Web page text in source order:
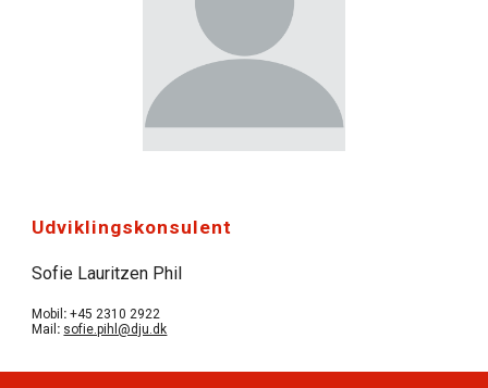
Udviklingskonsulent
Sofie Lauritzen Phil
Mobil : +45 2310 2922
Mail : sofie.pihl@dju.dk